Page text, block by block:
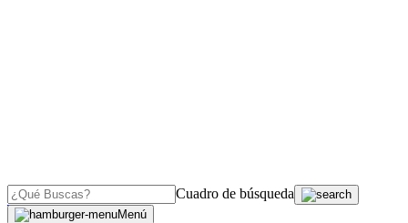
Cuadro de búsqueda
Menú
OJO